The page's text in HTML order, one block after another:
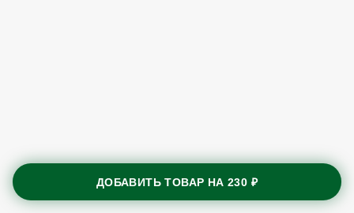
ДОБАВИТЬ ТОВАР НА230 ₽